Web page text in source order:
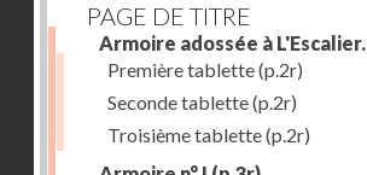
PAGE DE TITRE
Armoire adossée à
Première tablette(p.2r)
Seconde tablette(p.2r)
Troisième tablette(p.2r)